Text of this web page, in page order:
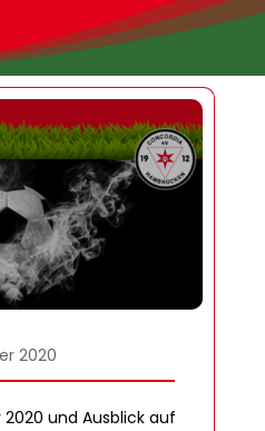
2020
und Ausblick auf